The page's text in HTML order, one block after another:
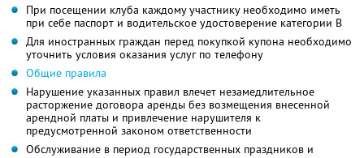
При посещении клуба каждому участнику необходимо иметь
при себе паспорт и водительское удостоверение категории В
Для иностранных граждан перед покупкой купона необходимо
уточнить условия оказания услуг по телефону
Общие правила
Нарушение указанных правил влечет незамедлительное
расторжение договора аренды без возмещения внесенной
арендной платы и привлечение нарушителя к
предусмотренной законом ответственности
Обслуживание в период государственных праздников и